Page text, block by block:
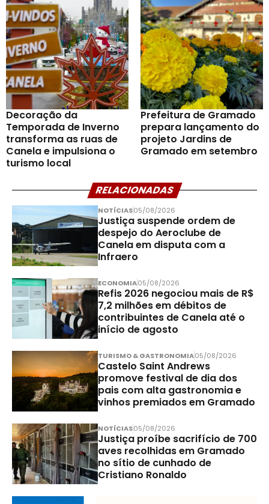
Decoração da
Temporada de Inverno
transforma as ruas de
Canela e impulsiona o
turismo local
Prefeitura de Gramado
prepara lançamento do
projeto Jardins de
Gramado em setembro
RELACIONADAS
NOTÍCIAS05/08/2026
Justiça suspende ordem de
despejo do Aeroclube de
Canela em disputa com a
Infraero
ECONOMIA05/08/2026
Refis 2026 negociou mais de R$
7,2 milhões em débitos de
contribuintes de Canela até o
início de agosto
TURISMO & GASTRONOMIA05/08/2026
Castelo Saint Andrews
promove festival de dia dos
pais com alta gastronomia e
vinhos premiados em Gramado
NOTÍCIAS05/08/2026
Justiça proíbe sacrifício de 700
aves recolhidas em Gramado
no sítio de cunhado de
Cristiano Ronaldo